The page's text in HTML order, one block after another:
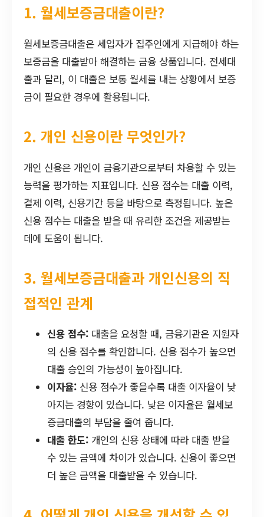
1. 월세보증금대출이란?
월세보증금대출은 세입자가 집주인에게 지급해야 하는
보증금을 대출받아 해결하는 금융 상품입니다. 전세대
출과 달리, 이 대출은 보통 월세를 내는 상황에서 보증
금이 필요한 경우에 활용됩니다.
2. 개인 신용이란 무엇인가?
개인 신용은 개인이 금융기관으로부터 차용할 수 있는
능력을 평가하는 지표입니다. 신용 점수는 대출 이력,
결제 이력, 신용기간 등을 바탕으로 측정됩니다. 높은
신용 점수는 대출을 받을 때 유리한 조건을 제공받는
데에 도움이 됩니다.
3. 월세보증금대출과 개인신용의 직
접적인 관계
신용 점수: 대출을 요청할 때, 금융기관은 지원자
의 신용 점수를 확인합니다. 신용 점수가 높으면
대출 승인의 가능성이 높아집니다.
이자율: 신용 점수가 좋을수록 대출 이자율이 낮
아지는 경향이 있습니다. 낮은 이자율은 월세보
증금대출의 부담을 줄여 줍니다.
대출 한도: 개인의 신용 상태에 따라 대출 받을
수 있는 금액에 차이가 있습니다. 신용이 좋으면
더 높은 금액을 대출받을 수 있습니다.